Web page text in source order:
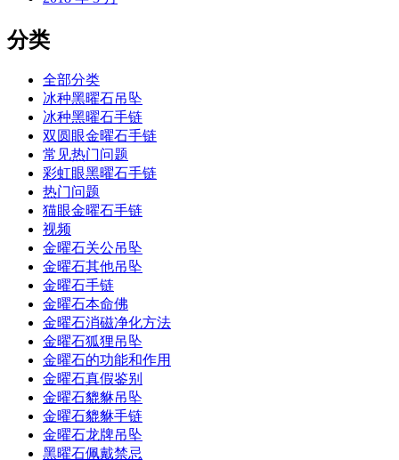
分类
全部分类
冰种黑曜石吊坠
冰种黑曜石手链
双圆眼金曜石手链
常见热门问题
彩虹眼黑曜石手链
热门问题
猫眼金曜石手链
视频
金曜石关公吊坠
金曜石其他吊坠
金曜石手链
金曜石本命佛
金曜石消磁净化方法
金曜石狐狸吊坠
金曜石的功能和作用
金曜石真假鉴别
金曜石貔貅吊坠
金曜石貔貅手链
金曜石龙牌吊坠
黑曜石佩戴禁忌